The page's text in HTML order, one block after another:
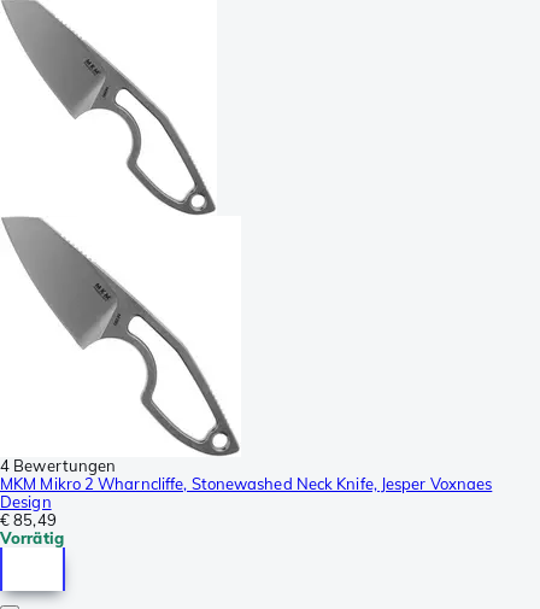
4 Bewertungen
MKM Mikro 2 Wharncliffe, Stonewashed Neck Knife, Jesper Voxnaes
Design
€ 85,49
Vorrätig